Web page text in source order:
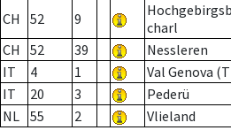
CH
52 9
charl
CH
52 39 Nessleren
IT
4 1 Val Genova
IT
20 3 Pederü
NL 55 2 Vlieland